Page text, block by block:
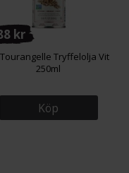
kr
Tryffelolja Vit
250ml
Köp